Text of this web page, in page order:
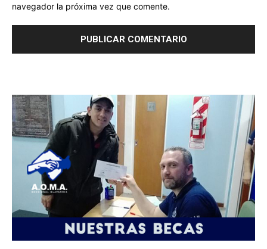
navegador la próxima vez que comente.